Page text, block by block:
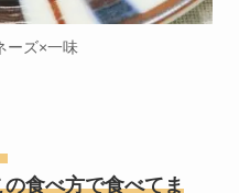
ーズ×一味
食べ方で食べてま